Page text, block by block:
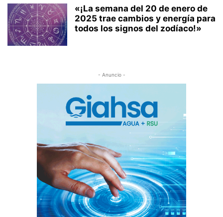
«¡La semana del 20 de enero de
2025 trae cambios y energía para
todos los signos del zodíaco!»
- Anuncio -